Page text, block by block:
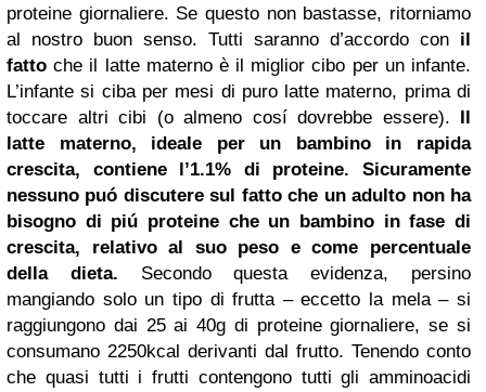
proteine giornaliere. Se questo non bastasse, ritorniamo
al nostro buon senso. Tutti saranno d’accordo con il
fatto che il latte materno è il miglior cibo per un infante.
L’infante si ciba per mesi di puro latte materno, prima di
toccare altri cibi (o almeno cosí dovrebbe essere). Il
latte materno, ideale per un bambino in rapida
crescita, contiene l’1.1% di proteine. Sicuramente
nessuno puó discutere sul fatto che un adulto non ha
bisogno di piú proteine che un bambino in fase di
crescita, relativo al suo peso e come percentuale
della dieta. Secondo questa evidenza, persino
mangiando solo un tipo di frutta – eccetto la mela – si
raggiungono dai 25 ai 40g di proteine giornaliere, se si
consumano 2250kcal derivanti dal frutto. Tenendo conto
che quasi tutti i frutti contengono tutti gli amminoacidi